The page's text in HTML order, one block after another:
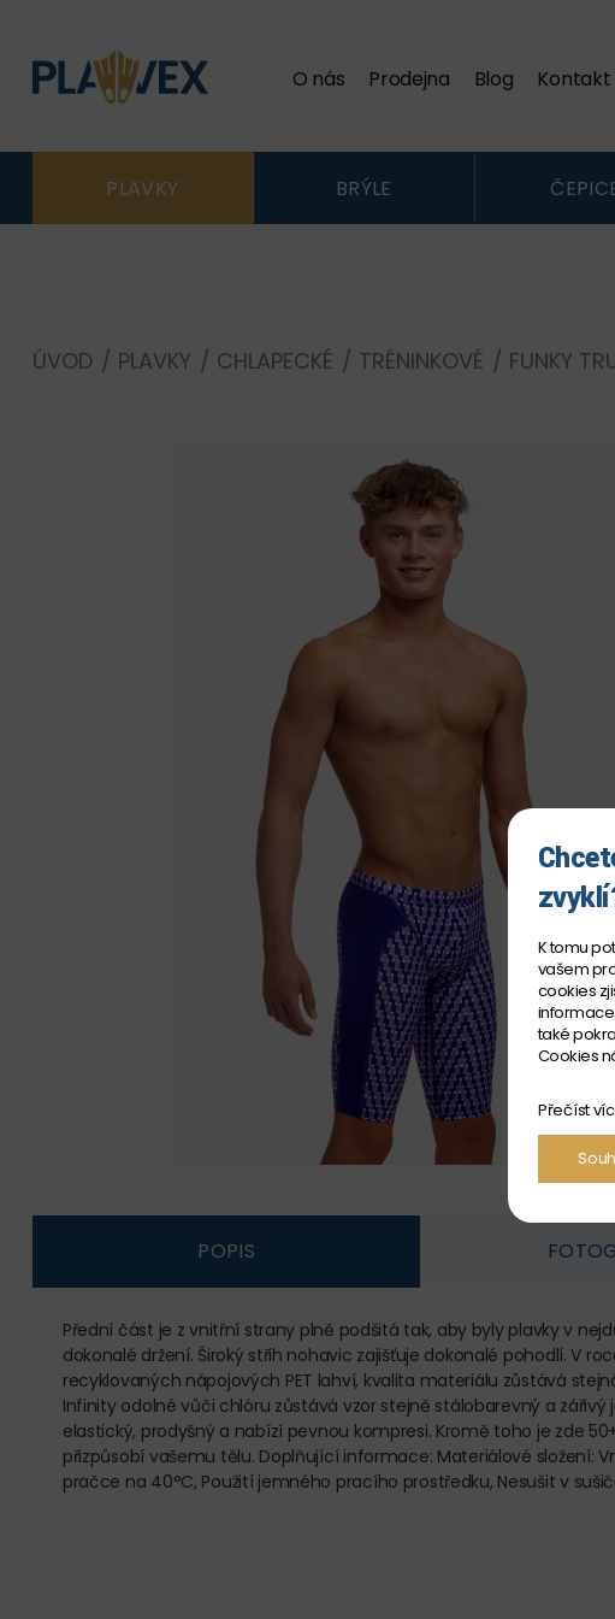
O nás Prodejna Blog Kontakt
PLAVKY BRÝLE
ÚVOD / PLAVKY / CHLAPECKÉ / TRÉNINKOVÉ / FUNKY
POPIS
Přední část je z vnitřní strany plně podšitá tak, aby byly plavky v
dokonalé držení. Široký střih nohavic zajišťuje dokonalé pohodlí. V
recyklovaných nápojových PET lahví, kvalita materiálu zůstává
Infinity odolné vůči chlóru zůstává vzor stejně stálobarevný a
elastický, prodyšný a nabízí pevnou kompresi. Kromě toho je zde
přizpůsobí vašemu tělu. Doplňující informace: Materiálové složení:
pračce na 40°C, Použití jemného pracího prostředku, Nesušit v
K tomu
vašem
cookies
také
Cookies
Přečíst